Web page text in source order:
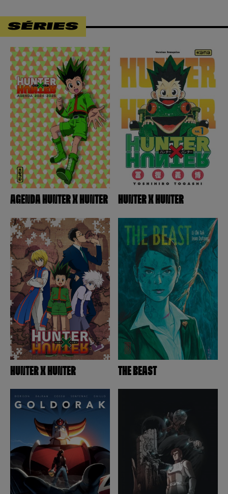
SÉRIES
AGENDA HUNTER X HUNTER HUNTER X HUNTER
HUNTER X HUNTER THE BEAST